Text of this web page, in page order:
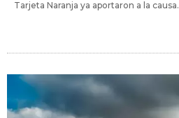
Tarjeta Naranja ya aportaron a la causa.